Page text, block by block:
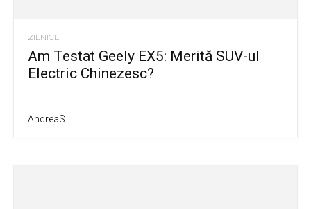
ZILNICE
Am Testat Geely EX5: Merită SUV-ul
Electric Chinezesc?
AndreaS